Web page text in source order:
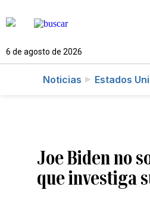
6 de agosto de 2026
Noticias Estados
Joe Biden no
que investiga